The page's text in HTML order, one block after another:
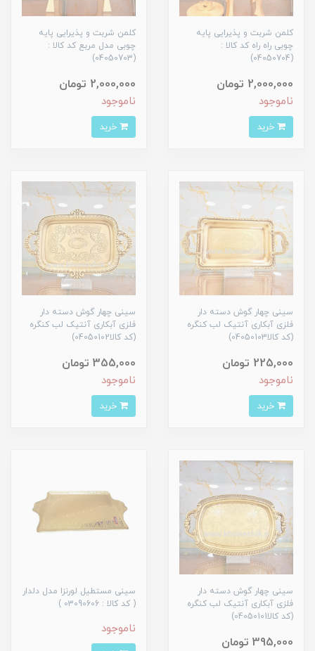
کلمن شربت و پذیرایی پایه
چوبی راه راه کد کالا :
(04050704)
2,000,000 تومان
ناموجود
کلمن شربت و پذیرایی پایه
چوبی مدل مربع کد کالا :
(04050703)
2,000,000 تومان
ناموجود
سینی چهار گوش دسته دار
فلزی آبکاری آنتیک لب کنگره
(کد کالا04050103)
225,000 تومان
ناموجود
سینی چهار گوش دسته دار
فلزی آبکاری آنتیک لب کنگره
(کد کالا04050102)
355,000 تومان
ناموجود
سینی چهار گوش دسته دار
فلزی آبکاری آنتیک لب کنگره
(کد کالا04050101)
395,000 تومان
سینی مستطیل لورنزا مدل دلدار
( کد کالا : 03090606 )
ناموجود